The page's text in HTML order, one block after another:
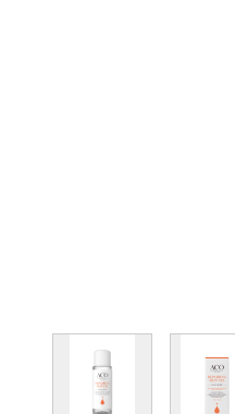
View larger image